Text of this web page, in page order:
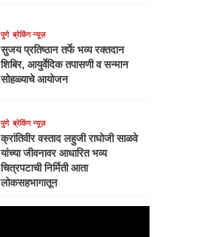
पुणे ब्रेकिंग न्यूज़
सुजय प्रतिष्ठान तर्फे भव्य रक्तदान
शिबिर, आयुर्वेदिक तपासणी व सन्मान
सोहळ्याचे आयोजन
पुणे ब्रेकिंग न्यूज़
क्रांतिवीर वस्ताद लहुजी राघोजी साळवे
यांच्या जीवनावर आधारित भव्य
चित्रपटाची निर्मिती आता
लोकसहभागातून